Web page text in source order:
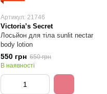
Артикул: 21746
Victoria’s Secret
Лосьйон для тіла sunlit nectar
body lotion
550 грн 650 грн
В наявності